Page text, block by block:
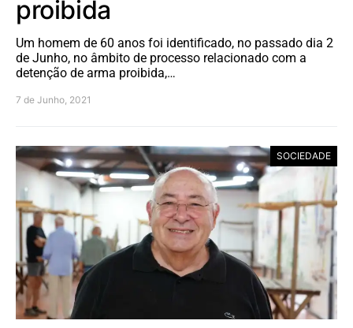
proibida
Um homem de 60 anos foi identificado, no passado dia 2
de Junho, no âmbito de processo relacionado com a
detenção de arma proibida,…
7 de Junho, 2021
SOCIEDADE